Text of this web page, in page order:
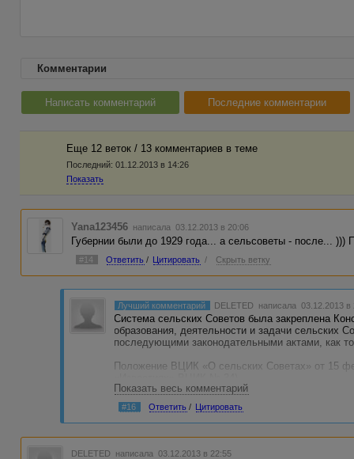
Комментарии
Написать комментарий Последние комментарии
Еще 12 веток / 13 комментариев в темe
Последний: 01.12.2013 в 14:26
Показать
Yana123456 написала 03.12.2013 в 20:06
Губернии были до 1929 года... а сельсоветы - после... )))
#14 Ответить / Цитировать / Скрыть ветку
Лучший комментарий DELETED написала 03.12.2013
Система сельских Советов была закреплена
образования, деятельности и задачи сельских
последующими законодательными актами, как
Положение ВЦИК «О сельских Советах» от 15
«Положение о сельских Советах»,
«Положение о сельских Советах» от 16 октября
14 мая 1928 года Орловская губерния была
Источник - Википедия.
Показать весь комментарий
#16 Ответить / Цитировать
DELETED написала 03.12.2013 в 22:55